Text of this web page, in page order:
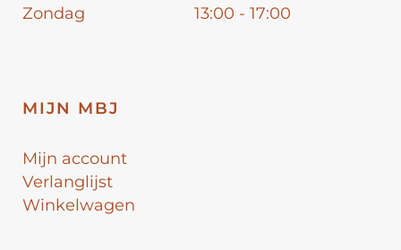
Zondag
13:00 - 17:00
MIJN MBJ
Mijn account
Verlanglijst
Winkelwagen